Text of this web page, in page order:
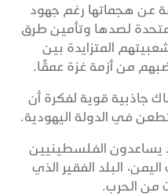
عن هجماتها رغم جهود
لصدها وتأمين طرق
المتزايدة بين
من أزمة غزة عمقًا.
جاذبية قوية لفكرة أن
في الدولة اليهودية.
يساعدون الفلسطينيين
البلد الفقير الذي
من الحرب.